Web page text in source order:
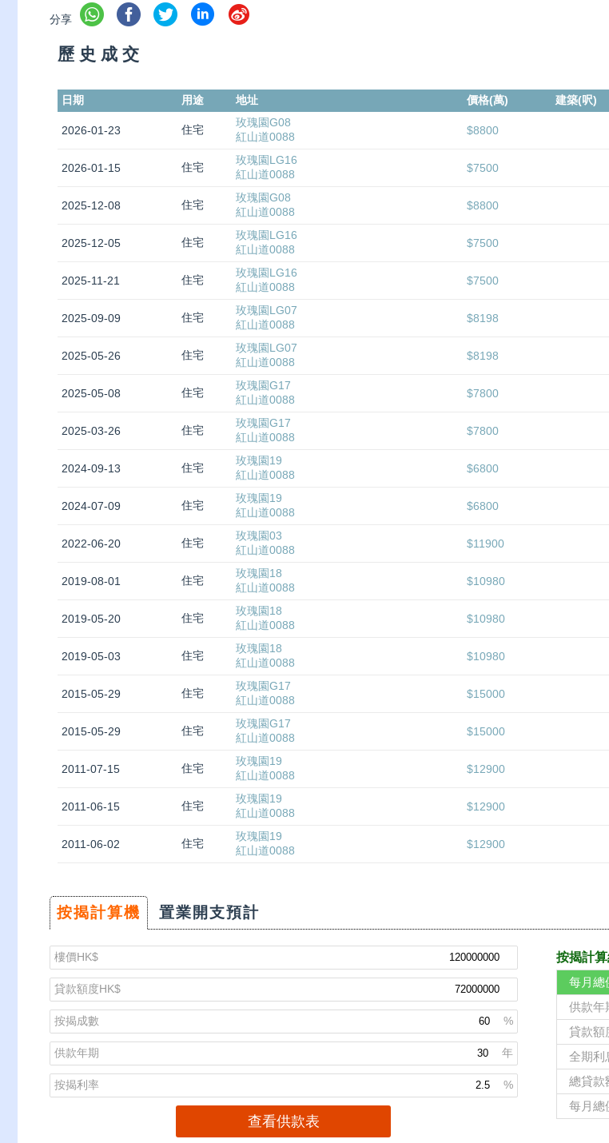
分享
歷 史 成 交
日期 用途 地址 價格(萬) 建築(呎)
2026-01-23 住宅
玫瑰園G08
紅山道0088
$8800
2026-01-15 住宅
玫瑰園LG16
紅山道0088
$7500
2025-12-08 住宅
玫瑰園G08
紅山道0088
$8800
2025-12-05 住宅
玫瑰園LG16
紅山道0088
$7500
2025-11-21 住宅
玫瑰園LG16
紅山道0088
$7500
2025-09-09 住宅
玫瑰園LG07
紅山道0088
$8198
2025-05-26 住宅
玫瑰園LG07
紅山道0088
$8198
2025-05-08 住宅
玫瑰園G17
紅山道0088
$7800
2025-03-26 住宅
玫瑰園G17
紅山道0088
$7800
2024-09-13 住宅
玫瑰園19
紅山道0088
$6800
2024-07-09 住宅
玫瑰園19
紅山道0088
$6800
2022-06-20 住宅
玫瑰園03
紅山道0088
$11900
2019-08-01 住宅
玫瑰園18
紅山道0088
$10980
2019-05-20 住宅
玫瑰園18
紅山道0088
$10980
2019-05-03 住宅
玫瑰園18
紅山道0088
$10980
2015-05-29 住宅
玫瑰園G17
紅山道0088
$15000
2015-05-29 住宅
玫瑰園G17
紅山道0088
$15000
2011-07-15 住宅
玫瑰園19
紅山道0088
$12900
2011-06-15 住宅
玫瑰園19
紅山道0088
$12900
2011-06-02 住宅
玫瑰園19
紅山道0088
$12900
按揭計算機 置業開支預計
樓價HK$
貸款額度HK$
按揭成數 %
供款年期 年
按揭利率 %
查看供款表
按揭計
每月總
供款年
貸款額
全期利
總貸款
每月總